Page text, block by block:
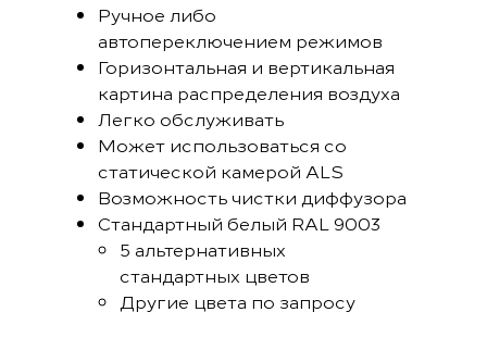
Ручное либо
автопереключением режимов
Горизонтальная и вертикальная
картина распределения воздуха
Легко обслуживать
Может использоваться со
статической камерой ALS
Возможность чистки диффузора
Стандартный белый RAL 9003
5 альтернативных
стандартных цветов
Другие цвета по запросу